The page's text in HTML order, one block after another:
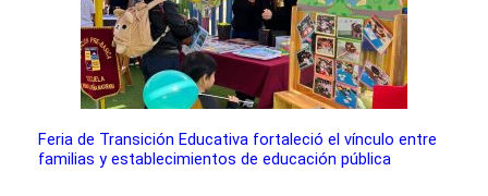
Feria de Transición Educativa fortaleció el vínculo entre
familias y establecimientos de educación pública